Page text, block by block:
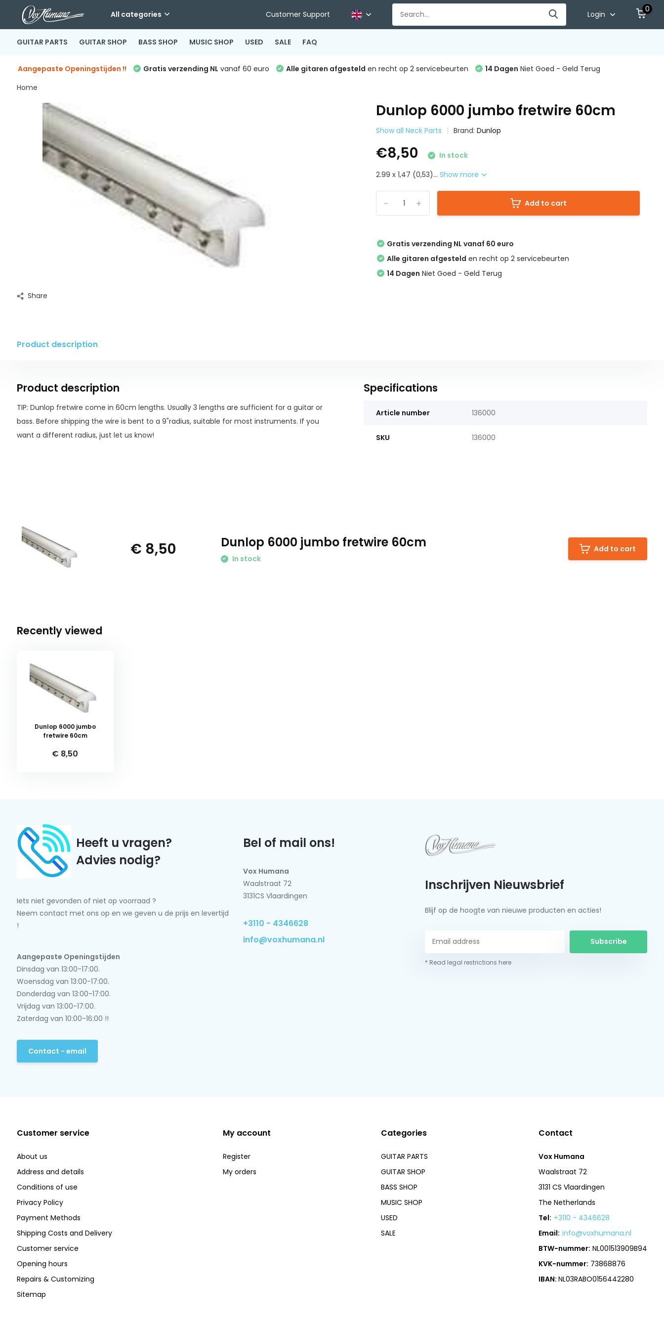
All categories Customer Support Login
0
GUITAR PARTS GUITAR SHOP BASS SHOP MUSIC SHOP USED SALE FAQ
Aangepaste Openingstijden !! Gratis verzending NL vanaf 60 euro Alle gitaren afgesteld en recht op 2 servicebeurten 14 Dagen Niet Goed - Geld Terug
Home
Share
Dunlop 6000 jumbo fretwire 60cm
Show all Neck Parts Brand:Dunlop
€8,50
In stock
2.99 x 1,47 (0,53)...Show more
+
- Add to cart
Gratis verzending NL vanaf 60 euro
Alle gitaren afgesteld en recht op 2 servicebeurten
14 Dagen Niet Goed - Geld Terug
Product description
Product description
TIP: Dunlop fretwire come in 60cm lengths. Usually 3 lengths are sufficient for a guitar or
bass. Before shipping the wire is bent to a 9"radius, suitable for most instruments. If you
want a different radius, just let us know!
Specifications
Article number 136000
SKU 136000
€ 8,50 Dunlop 6000 jumbo fretwire 60cm
In stock
Add to cart
Recently viewed
Dunlop 6000 jumbo
fretwire 60cm
€ 8,50
Heeft u vragen?
Advies nodig?
Iets niet gevonden of niet op voorraad ?
Neem contact met ons op en we geven u de prijs en levertijd
!
Aangepaste Openingstijden
Dinsdag van 13:00-17:00.
Woensdag van 13:00-17:00.
Donderdag van 13:00-17:00.
Vrijdag van 13:00-17:00.
Zaterdag van 10:00-16:00 !!
Contact - email
Bel of mail ons!
Vox Humana
Waalstraat 72
3131CS Vlaardingen
+3110 - 4346628
info@voxhumana.nl
Inschrijven Nieuwsbrief
Blijf op de hoogte van nieuwe producten en acties!
Subscribe
* Read legal restrictions here
Customer service
About us
Address and details
Conditions of use
Privacy Policy
Payment Methods
Shipping Costs and Delivery
Customer service
Opening hours
Repairs & Customizing
Sitemap
My account
Register
My orders
Categories
GUITAR PARTS
GUITAR SHOP
BASS SHOP
MUSIC SHOP
USED
SALE
Contact
Vox Humana
Waalstraat 72
3131 CS Vlaardingen
The Netherlands
Tel: +3110 - 4346628
Email: info@voxhumana.nl
BTW-nummer: NL001513909B94
KVK-nummer: 73868876
IBAN:NL03RABO0156442280